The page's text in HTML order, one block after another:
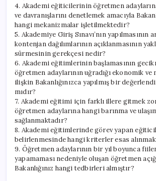
4. Akademi eğiticilerinin öğretmen
ve davranışlarını denetlemek amacıyla
hangi mekanizmalar işletilmektedir?
5. Akademiye Giriş Sınavı’nın yapılmasının
kontenjan dağılımlarının açıklanmasının
sürmesinin gerekçesi nedir?
6. Akademi eğitimlerinin başlamasının
öğretmen adaylarının uğradığı ekonomik ve
ilişkin Bakanlığınızca yapılmış bir
mıdır?
7. Akademi eğitimi için farklı illere gitmek
öğretmen adaylarına hangi barınma ve
sağlanmaktadır?
8. Akademi eğitimlerinde görev yapan
belirlenmesinde hangi kriterler esas
9. Öğretmen adaylarının bir yıl boyunca
yapamaması nedeniyle oluşan öğretmen
Bakanlığınız hangi tedbirleri almıştır?